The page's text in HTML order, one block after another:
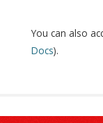
You can also
Docs).